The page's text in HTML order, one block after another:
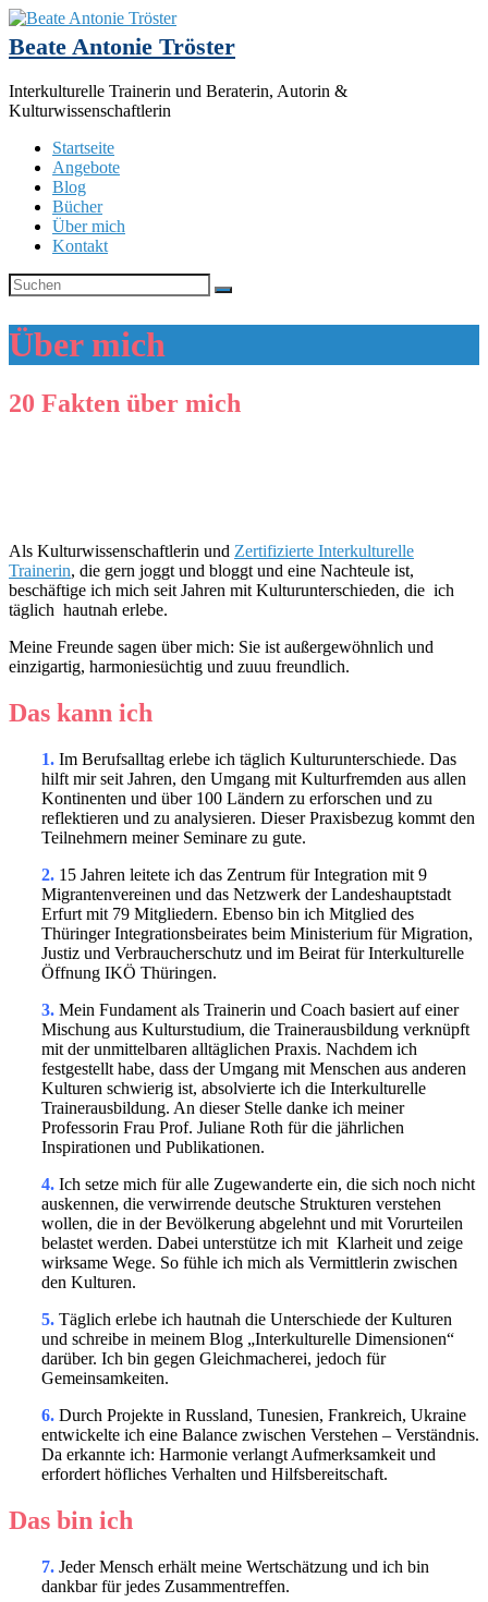
Beate Antonie Tröster
Interkulturelle Trainerin und Beraterin, Autorin &
Kulturwissenschaftlerin
Startseite
Angebote
Blog
Bücher
Über mich
Kontakt
Über mich
20 Fakten über mich
Als Kulturwissenschaftlerin und Zertifizierte Interkulturelle
Trainerin, die gern joggt und bloggt und eine Nachteule ist,
beschäftige ich mich seit Jahren mit Kulturunterschieden, die ich
täglich hautnah erlebe.
Meine Freunde sagen über mich: Sie ist außergewöhnlich und
einzigartig, harmoniesüchtig und zuuu freundlich.
Das kann ich
1. Im Berufsalltag erlebe ich täglich Kulturunterschiede. Das
hilft mir seit Jahren, den Umgang mit Kulturfremden aus allen
Kontinenten und über 100 Ländern zu erforschen und zu
reflektieren und zu analysieren. Dieser Praxisbezug kommt den
Teilnehmern meiner Seminare zu gute.
2. 15 Jahren leitete ich das Zentrum für Integration mit 9
Migrantenvereinen und das Netzwerk der Landeshauptstadt
Erfurt mit 79 Mitgliedern. Ebenso bin ich Mitglied des
Thüringer Integrationsbeirates beim Ministerium für Migration,
Justiz und Verbraucherschutz und im Beirat für Interkulturelle
Öffnung IKÖ Thüringen.
3. Mein Fundament als Trainerin und Coach basiert auf einer
Mischung aus Kulturstudium, die Trainerausbildung verknüpft
mit der unmittelbaren alltäglichen Praxis. Nachdem ich
festgestellt habe, dass der Umgang mit Menschen aus anderen
Kulturen schwierig ist, absolvierte ich die Interkulturelle
Trainerausbildung. An dieser Stelle danke ich meiner
Professorin Frau Prof. Juliane Roth für die jährlichen
Inspirationen und Publikationen.
4. Ich setze mich für alle Zugewanderte ein, die sich noch nicht
auskennen, die verwirrende deutsche Strukturen verstehen
wollen, die in der Bevölkerung abgelehnt und mit Vorurteilen
belastet werden. Dabei unterstütze ich mit Klarheit und zeige
wirksame Wege. So fühle ich mich als Vermittlerin zwischen
den Kulturen.
5. Täglich erlebe ich hautnah die Unterschiede der Kulturen
und schreibe in meinem Blog „Interkulturelle Dimensionen“
darüber. Ich bin gegen Gleichmacherei, jedoch für
Gemeinsamkeiten.
6. Durch Projekte in Russland, Tunesien, Frankreich, Ukraine
entwickelte ich eine Balance zwischen Verstehen – Verständnis.
Da erkannte ich: Harmonie verlangt Aufmerksamkeit und
erfordert höfliches Verhalten und Hilfsbereitschaft.
Das bin ich
7. Jeder Mensch erhält meine Wertschätzung und ich bin
dankbar für jedes Zusammentreffen.